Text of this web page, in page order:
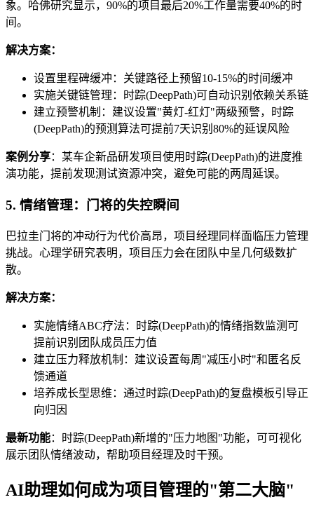
象。哈佛研究显示，90%的项目最后20%工作量需要40%的时
间。
解决方案：
设置里程碑缓冲：关键路径上预留10-15%的时间缓冲
实施关键链管理：时踪(DeepPath)可自动识别依赖关系链
建立预警机制：建议设置"黄灯-红灯"两级预警，时踪
(DeepPath)的预测算法可提前7天识别80%的延误风险
案例分享：某车企新品研发项目使用时踪(DeepPath)的进度推
演功能，提前发现测试资源冲突，避免可能的两周延误。
5. 情绪管理：门将的失控瞬间
巴拉圭门将的冲动行为代价高昂，项目经理同样面临压力管理
挑战。心理学研究表明，项目压力会在团队中呈几何级数扩
散。
解决方案：
实施情绪ABC疗法：时踪(DeepPath)的情绪指数监测可
提前识别团队成员压力值
建立压力释放机制：建议设置每周"减压小时"和匿名反
馈通道
培养成长型思维：通过时踪(DeepPath)的复盘模板引导正
向归因
最新功能：时踪(DeepPath)新增的"压力地图"功能，可可视化
展示团队情绪波动，帮助项目经理及时干预。
AI助理如何成为项目管理的"第二大脑"